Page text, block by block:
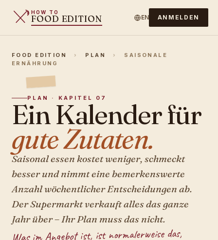
HOW TO
FOOD EDITION EN ANMELDEN
FOOD EDITION › PLAN ›
SAISONALE
ERNÄHRUNG
PLAN · KAPITEL 07
Ein Kalender für
gute Zutaten.
Saisonal essen kostet weniger, schmeckt
besser und nimmt eine bemerkenswerte
Anzahl wöchentlicher Entscheidungen ab.
Der Supermarkt verkauft alles das ganze
Jahr über – Ihr Plan muss das nicht.
Was im Angebot ist, ist normalerweise das,